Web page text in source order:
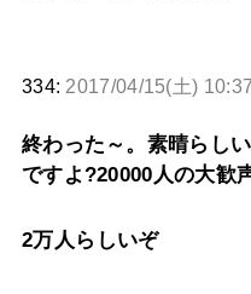
334: 2017/04/15(土)
終わった～。素晴らし
ですよ?20000人の大歓
2万人らしいぞ